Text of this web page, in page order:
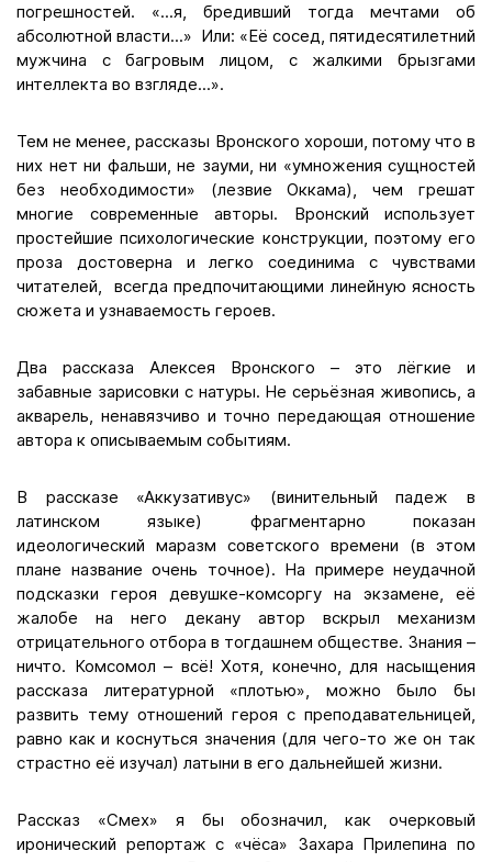
погрешностей. «...я, бредивший тогда мечтами об
абсолютной власти...» Или: «Её сосед, пятидесятилетний
мужчина с багровым лицом, с жалкими брызгами
интеллекта во взгляде...».
Тем не менее, рассказы Вронского хороши, потому что в
них нет ни фальши, не зауми, ни «умножения сущностей
без необходимости» (лезвие Оккама), чем грешат
многие современные авторы. Вронский использует
простейшие психологические конструкции, поэтому его
проза достоверна и легко соединима с чувствами
читателей, всегда предпочитающими линейную ясность
сюжета и узнаваемость героев.
Два рассказа Алексея Вронского – это лёгкие и
забавные зарисовки с натуры. Не серьёзная живопись, а
акварель, ненавязчиво и точно передающая отношение
автора к описываемым событиям.
В рассказе «Аккузативус» (винительный падеж в
латинском языке) фрагментарно показан
идеологический маразм советского времени (в этом
плане название очень точное). На примере неудачной
подсказки героя девушке-комсоргу на экзамене, её
жалобе на него декану автор вскрыл механизм
отрицательного отбора в тогдашнем обществе. Знания –
ничто. Комсомол – всё! Хотя, конечно, для насыщения
рассказа литературной «плотью», можно было бы
развить тему отношений героя с преподавательницей,
равно как и коснуться значения (для чего-то же он так
страстно её изучал) латыни в его дальнейшей жизни.
Рассказ «Смех» я бы обозначил, как очерковый
иронический репортаж с «чёса» Захара Прилепина по